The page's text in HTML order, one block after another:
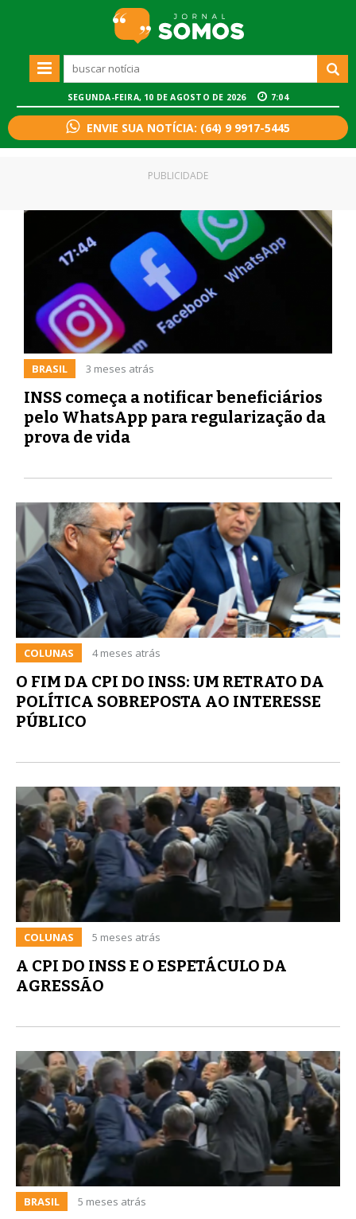
SEGUNDA-FEIRA, 10 DE AGOSTO DE 2026 7:04
ENVIE SUA NOTÍCIA: (64) 9 9917-5445
BRASIL 3 meses atrás
INSS começa a notificar beneficiários
pelo WhatsApp para regularização da
prova de vida
PUBLICIDADE
COLUNAS 4 meses atrás
O FIM DA CPI DO INSS: UM RETRATO DA
POLÍTICA SOBREPOSTA AO INTERESSE
PÚBLICO
COLUNAS 5 meses atrás
A CPI DO INSS E O ESPETÁCULO DA
AGRESSÃO
BRASIL 5 meses atrás